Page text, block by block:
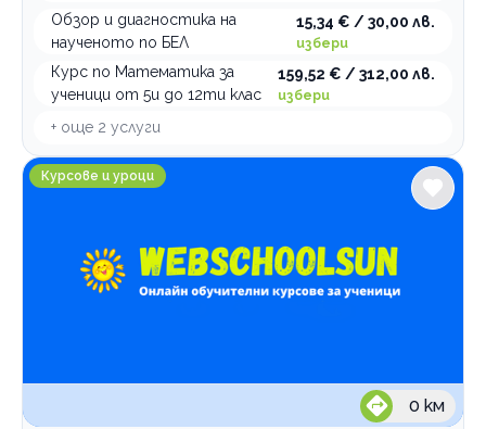
Обзор и диагностика на
наученото по БЕЛ
15,34 € / 30,00 лв.
избери
Курс по Математика за
ученици от 5и до 12ти клас
159,52 € / 312,00 лв.
избери
+ още 2 услуги
Обучителна платформа Webschoolsun София
Курсове и уроци
0 км